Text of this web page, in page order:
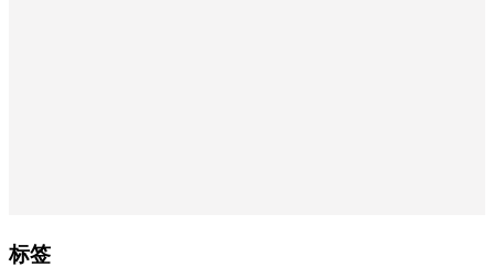
标签